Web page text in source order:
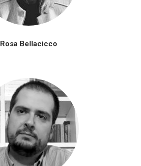
Rosa Bellacicco